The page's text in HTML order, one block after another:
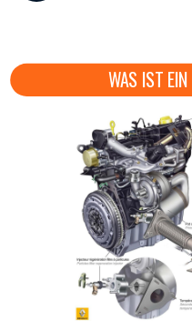
WAS IST